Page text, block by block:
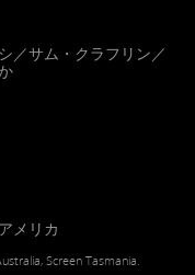
／サム・クラフリン／
メリカ
Screen Tasmania.